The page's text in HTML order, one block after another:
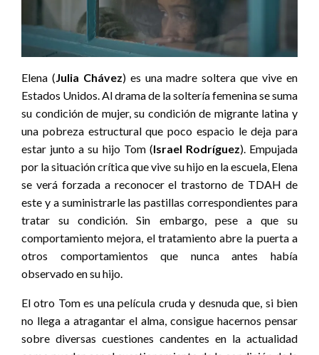
Elena ( Julia Chávez) es una madre soltera que vive en
Estados Unidos. Al drama de la soltería femenina se suma
su condición de mujer, su condición de migrante latina y
una pobreza estructural que poco espacio le deja para
estar junto a su hijo Tom (Israel Rodríguez). Empujada
por la situación crítica que vive su hijo en la escuela, Elena
se verá forzada a reconocer el trastorno de TDAH de
este y a suministrarle las pastillas correspondientes para
tratar su condición. Sin embargo, pese a que su
comportamiento mejora, el tratamiento abre la puerta a
otros comportamientos que nunca antes había
observado en su hijo.
El otro Tom es una película cruda y desnuda que, si bien
no llega a atragantar el alma, consigue hacernos pensar
sobre diversas cuestiones candentes en la actualidad